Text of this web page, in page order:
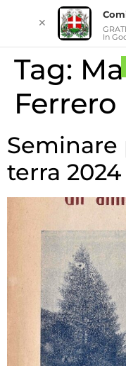
Tag:
Ferrero
Seminare
terra 2024
✕
In